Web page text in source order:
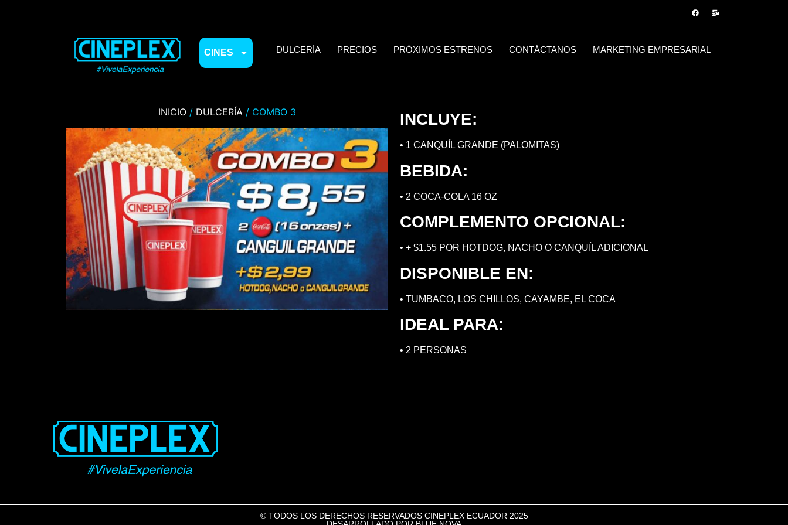
CINES DULCERÍA PRECIOS PRÓXIMOS ESTRENOS CONTÁCTANOS MARKETING EMPRESARIAL
INICIO/ DULCERÍA/ COMBO 3 INCLUYE:
• 1 CANQUÍL GRANDE (PALOMITAS)
BEBIDA:
• 2 COCA-COLA 16 OZ
COMPLEMENTO OPCIONAL:
• + $1.55 POR HOTDOG, NACHO O CANQUÍL ADICIONAL
DISPONIBLE EN:
• TUMBACO, LOS CHILLOS, CAYAMBE, EL COCA
IDEAL PARA:
• 2 PERSONAS
© TODOS LOS DERECHOS RESERVADOS CINEPLEX ECUADOR 2025